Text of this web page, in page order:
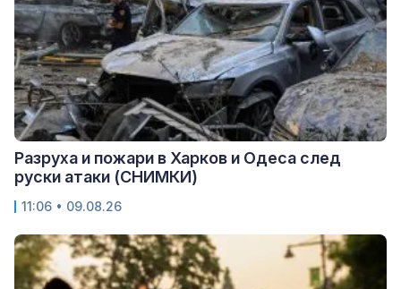
Разруха и пожари в Харков и Одеса след
руски атаки (СНИМКИ)
11:06 • 09.08.26